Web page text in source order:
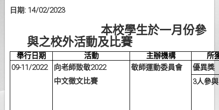
日期: 14/02/2023
本校學生於一月份參
與之校外活動及比賽
舉行日期 活動 主辦機構 所
09-11/2022 向老師致敬2022
中文徵文比賽
敬師運動委員會 優異獎
3人參與